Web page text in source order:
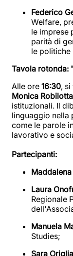
Federico
Welfare,
le imprese
parità di
le politiche
Tavola rotonda:
Alle ore 16:30,
Monica Robilotta
istituzionali. Il
linguaggio nella
come le parole
lavorativo e
Partecipanti:
Laura
Regionale
Manuela
Studies;
Sara Origlia